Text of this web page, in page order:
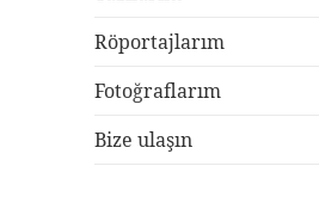
Röportajlarım
Fotoğraflarım
Bize ulaşın